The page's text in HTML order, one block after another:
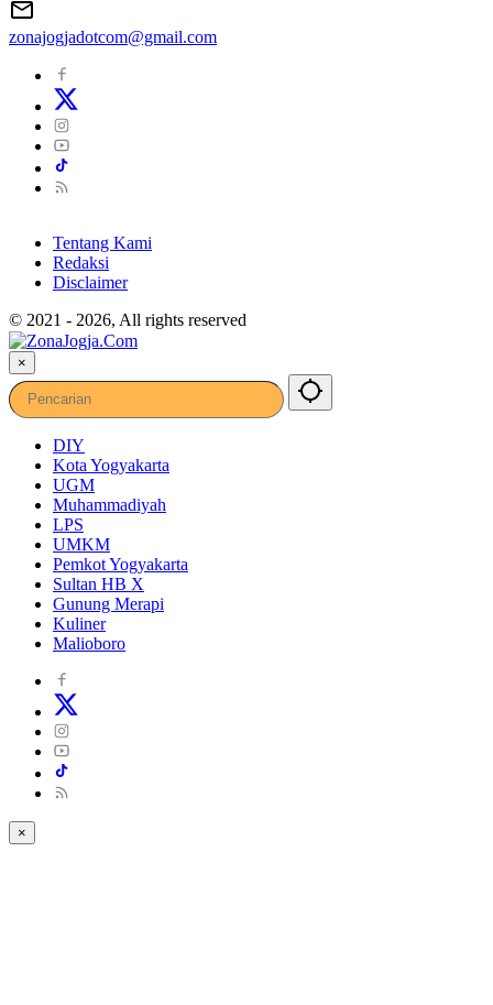
zonajogjadotcom@gmail.com
Tentang Kami
Redaksi
Disclaimer
© 2021 - 2026, All rights reserved
×
DIY
Kota Yogyakarta
UGM
Muhammadiyah
LPS
UMKM
Pemkot Yogyakarta
Sultan HB X
Gunung Merapi
Kuliner
Malioboro
×